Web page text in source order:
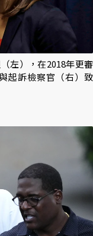
左），在2018年更審
起訴檢察官（右）致